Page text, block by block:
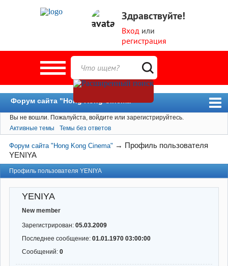
Здравствуйте!
Вход или
регистрация
Форум сайта "Hong Kong Cinema"
Форум
Новости
Пользователи
Поиск
Вы не вошли. Пожалуйста, войдите или зарегистрируйтесь.
Активные темы
Темы без ответов
Форум сайта "Hong Kong Cinema" → Профиль пользователя
YENIYA
Профиль пользователя YENIYA
YENIYA
New member
Зарегистрирован: 05.03.2009
Последнее сообщение: 01.01.1970 03:00:00
Сообщений: 0